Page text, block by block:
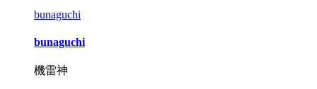
bunaguchi
bunaguchi
機雷神